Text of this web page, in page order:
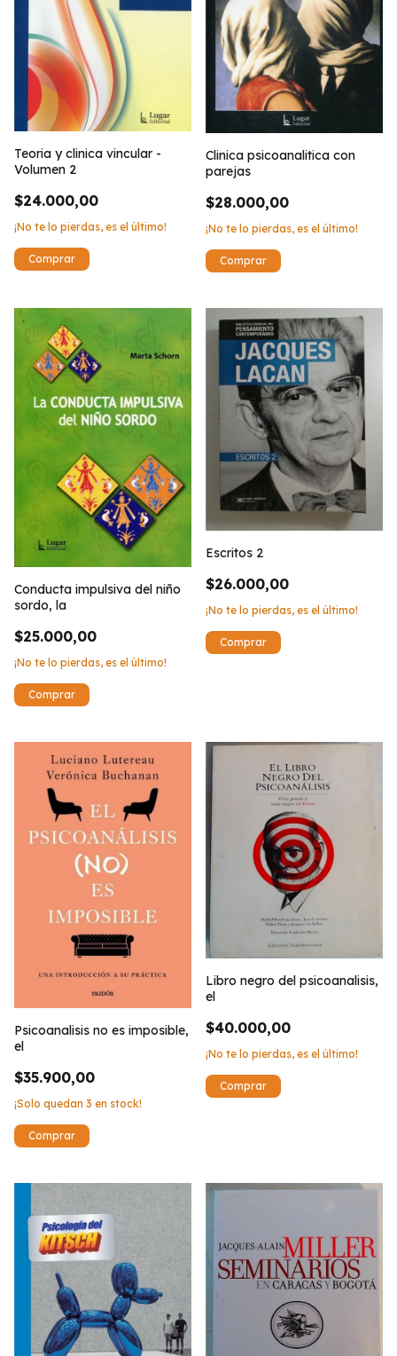
Teoria y clinica vincular -
Volumen 2
$24.000,00
¡No te lo pierdas, es el último!
Clinica psicoanalitica con
parejas
$28.000,00
¡No te lo pierdas, es el último!
Conducta impulsiva del niño
sordo, la
$25.000,00
¡No te lo pierdas, es el último!
Escritos 2
$26.000,00
¡No te lo pierdas, es el último!
Psicoanalisis no es imposible,
el
$35.900,00
¡Solo quedan 3 en stock!
Libro negro del psicoanalisis,
el
$40.000,00
¡No te lo pierdas, es el último!